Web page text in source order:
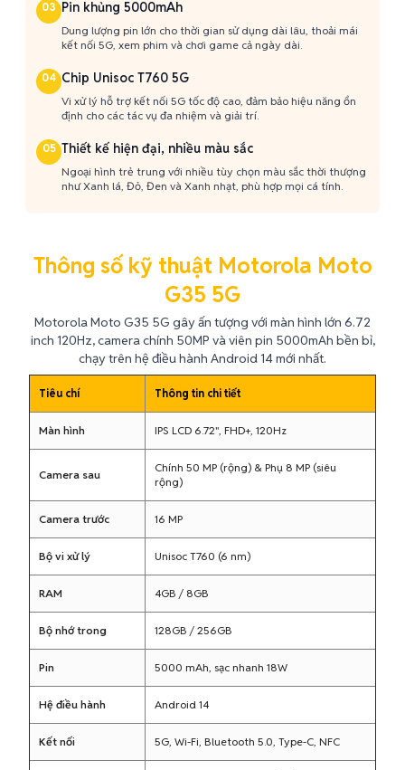
03 Pin khủng 5000mAh
Dung lượng pin lớn cho thời gian sử dụng dài lâu, thoải mái
kết nối 5G, xem phim và chơi game cả ngày dài.
04 Chip Unisoc T760 5G
Vi xử lý hỗ trợ kết nối 5G tốc độ cao, đảm bảo hiệu năng ổn
định cho các tác vụ đa nhiệm và giải trí.
05 Thiết kế hiện đại, nhiều màu sắc
Ngoại hình trẻ trung với nhiều tùy chọn màu sắc thời thượng
như Xanh lá, Đỏ, Đen và Xanh nhạt, phù hợp mọi cá tính.
Thông số kỹ thuật Motorola Moto
G35 5G
Motorola Moto G35 5G gây ấn tượng với màn hình lớn 6.72
inch 120Hz, camera chính 50MP và viên pin 5000mAh bền bỉ,
chạy trên hệ điều hành Android 14 mới nhất.
Tiêu chí Thông tin chi tiết
Màn hình IPS LCD 6.72", FHD+, 120Hz
Camera sau
Chính 50 MP (rộng) & Phụ 8 MP (siêu
rộng)
Camera trước 16 MP
Bộ vi xử lý Unisoc T760 (6 nm)
RAM 4GB / 8GB
Bộ nhớ trong 128GB / 256GB
Pin 5000 mAh, sạc nhanh 18W
Hệ điều hành Android 14
Kết nối 5G, Wi-Fi, Bluetooth 5.0, Type-C, NFC